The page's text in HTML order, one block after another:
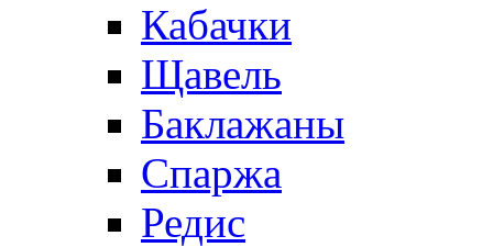
Кабачки
Щавель
Баклажаны
Спаржа
Редис